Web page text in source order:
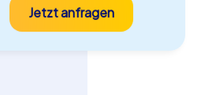
Jetzt anfragen